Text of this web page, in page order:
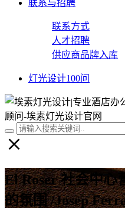
联系与招聘
联系方式
人才招聘
供应商品牌入库
灯光设计100问
El Roser 社会中心
的氛围 /Josep